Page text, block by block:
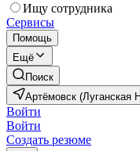
Ищу сотрудника
Сервисы
Помощь
Ещё
Поиск
Артёмовск (Луганская
Войти
Войти
Создать резюме